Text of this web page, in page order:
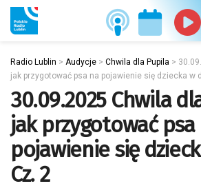
Radio Lublin > Audycje > Chwila dla Pupila >
jak przygotować psa na pojawienie się dziecka w
30.09.2025 Chwila
jak przygotować psa
pojawienie się
Cz. 2